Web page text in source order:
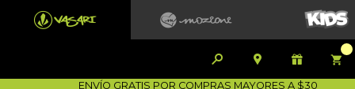
 
   
1700-VASARI (827274)
DEVOLUCIÓN SIN
ENVÍO GRATIS POR COMPRAS MAYORES A $30